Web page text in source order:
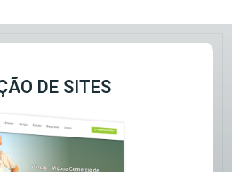
DE SITES